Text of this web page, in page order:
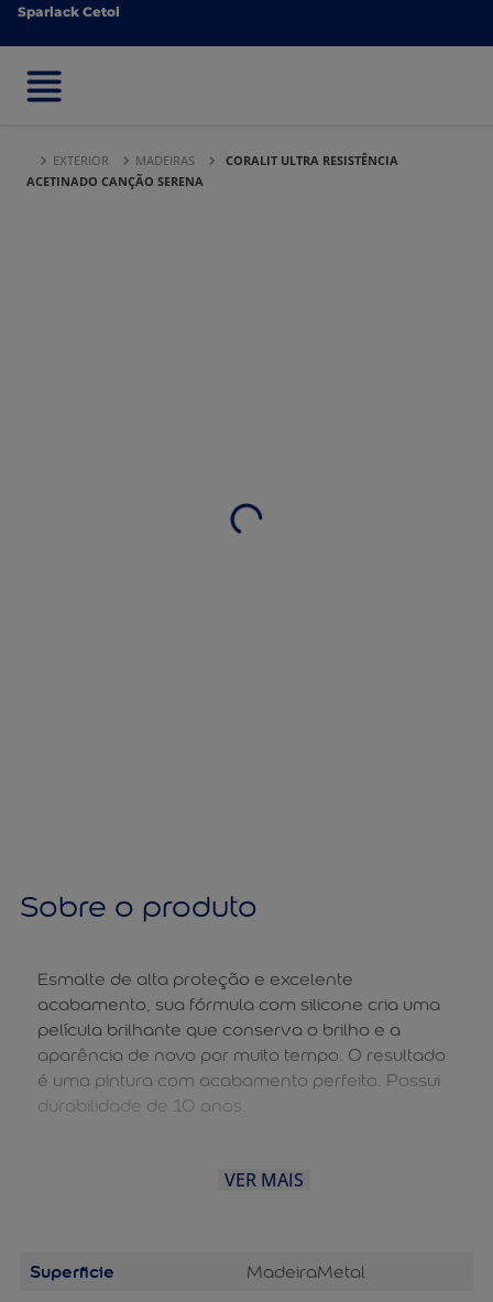
Sparlack Cetol
Sparlack Cetol
EXTERIOR MADEIRAS
CORALIT ULTRA RESISTÊNCIA
ACETINADO CANÇÃO SERENA
Sobre o produto
Esmalte de alta proteção e excelente
acabamento, sua fórmula com silicone cria uma
película brilhante que conserva o brilho e a
aparência de novo por muito tempo. O resultado
é uma pintura com acabamento perfeito. Possui
durabilidade de 10 anos.
VER MAIS
Superficie MadeiraMetal